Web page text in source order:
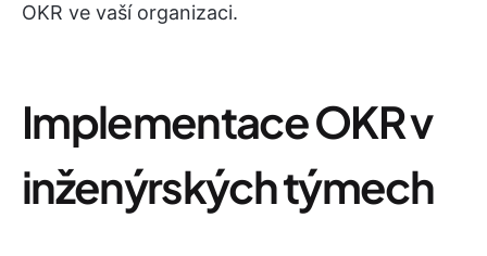
OKR ve vaší organizaci.
Implementace OKR v
inženýrských týmech